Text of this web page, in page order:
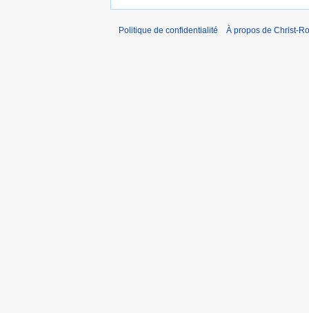
Politique de confidentialité À propos de Christ-